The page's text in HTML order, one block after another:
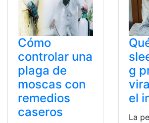
Cómo
controlar una
plaga de
moscas con
remedios
caseros
g
el
La